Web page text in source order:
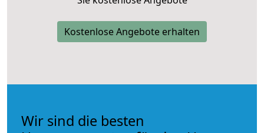
Kostenlose Angebote erhalten
Wir sind die besten